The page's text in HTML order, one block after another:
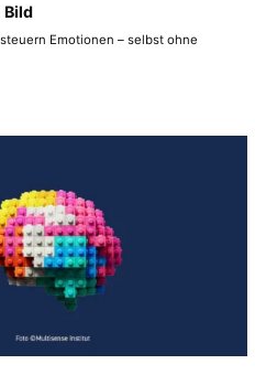
Bild
Emotionen – selbst ohne